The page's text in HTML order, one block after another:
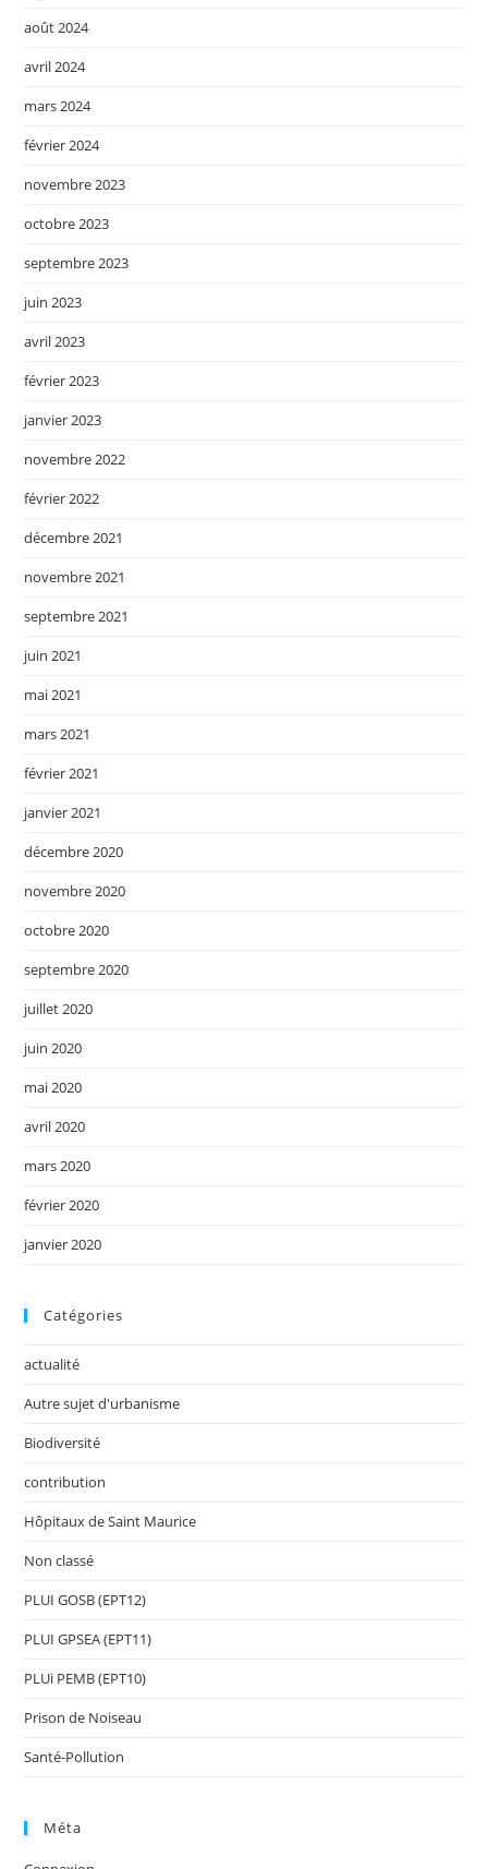
août 2024
avril 2024
mars 2024
février 2024
novembre 2023
octobre 2023
septembre 2023
juin 2023
avril 2023
février 2023
janvier 2023
novembre 2022
février 2022
décembre 2021
novembre 2021
septembre 2021
juin 2021
mai 2021
mars 2021
février 2021
janvier 2021
décembre 2020
novembre 2020
octobre 2020
septembre 2020
juillet 2020
juin 2020
mai 2020
avril 2020
mars 2020
février 2020
janvier 2020
Catégories
actualité
Autre sujet d'urbanisme
Biodiversité
contribution
Hôpitaux de Saint Maurice
Non classé
PLUI GOSB (EPT12)
PLUI GPSEA (EPT11)
PLUi PEMB (EPT10)
Prison de Noiseau
Santé-Pollution
Méta